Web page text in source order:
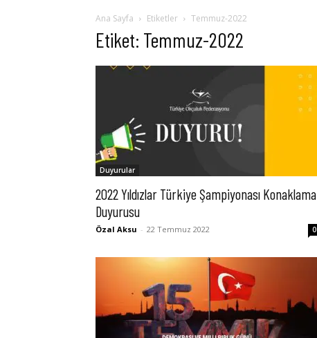
Ana Sayfa Etiketler Temmuz-2022
Etiket: Temmuz-2022
Duyurular
2022 Yıldızlar Türkiye Şampiyonası Konaklama
Duyurusu
Özal Aksu - 22 Temmuz 2022 0